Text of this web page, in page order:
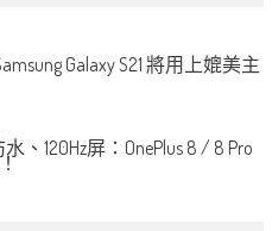
Galaxy S21 將用上媲美主
、120Hz屏：OnePlus 8 / 8 Pro